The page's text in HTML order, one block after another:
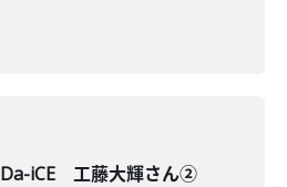
iCE 工藤大輝さん②